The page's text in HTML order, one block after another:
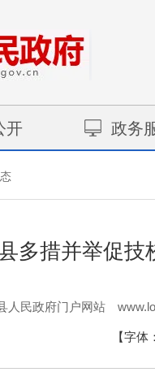
开 政务
多措并举促技
人民政府门户网站
【字体